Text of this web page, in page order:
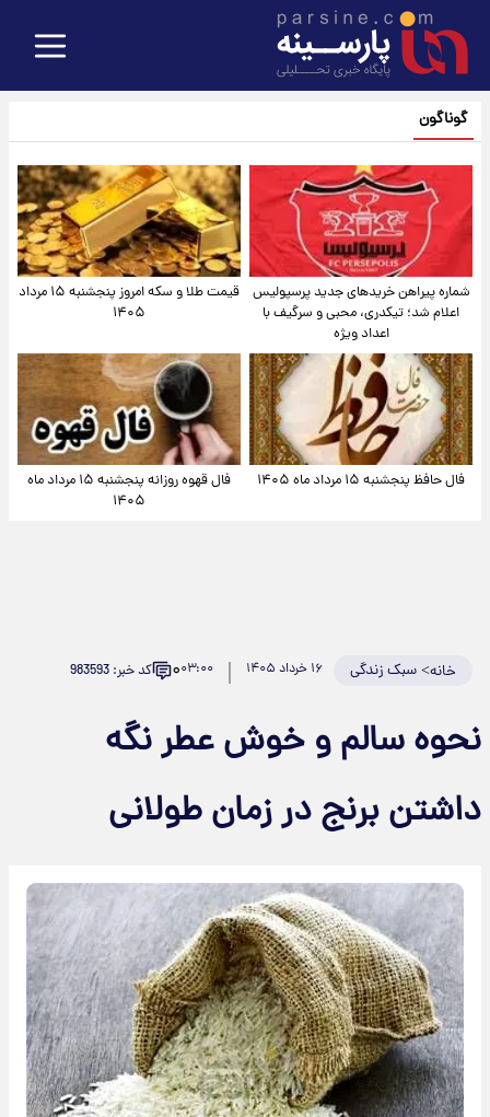
گوناگون
شماره پیراهن خریدهای جدید پرسپولیس
اعلام شد؛ تیکدری، محبی و سرگیف با
اعداد ویژه
قیمت طلا و سکه امروز پنجشنبه ۱۵ مرداد
۱۴۰۵
فال حافظ پنجشنبه ۱۵ مرداد ماه ۱۴۰۵
فال قهوه روزانه پنجشنبه ۱۵ مرداد ماه
۱۴۰۵
خانه>سبک زندگی ۱۶ خرداد ۱۴۰۵ ۰۳:۰۰۰ کد خبر: 983593
نحوه سالم و خوش عطر نگه
داشتن برنج در زمان طولانی